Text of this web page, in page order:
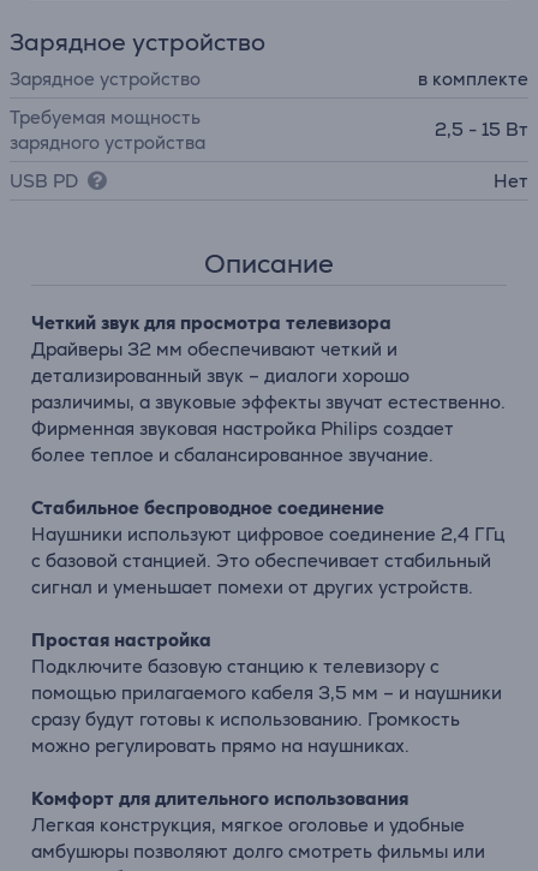
Зарядное устройство
Зарядное устройство
в комплекте
Требуемая мощность
зарядного устройства
2,5 - 15 Вт
USB PD Нет
Описание
Четкий звук для просмотра телевизора
Драйверы 32 мм обеспечивают четкий и
детализированный звук – диалоги хорошо
различимы, а звуковые эффекты звучат естественно.
Фирменная звуковая настройка Philips создает
более теплое и сбалансированное звучание.
Стабильное беспроводное соединение
Наушники используют цифровое соединение 2,4 ГГц
с базовой станцией. Это обеспечивает стабильный
сигнал и уменьшает помехи от других устройств.
Простая настройка
Подключите базовую станцию к телевизору с
помощью прилагаемого кабеля 3,5 мм – и наушники
сразу будут готовы к использованию. Громкость
можно регулировать прямо на наушниках.
Комфорт для длительного использования
Легкая конструкция, мягкое оголовье и удобные
амбушюры позволяют долго смотреть фильмы или